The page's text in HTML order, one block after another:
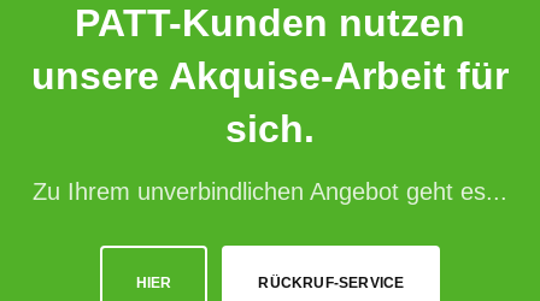
PATT-Kunden nutzen
unsere Akquise-Arbeit für
sich.
Zu Ihrem unverbindlichen Angebot geht es...
HIER RÜCKRUF-SERVICE